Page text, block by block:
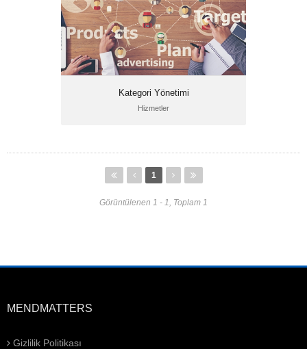
Kategori Yönetimi
Hizmetler
1
Görüntülenen 1 - 1, Toplam 1
MENDMATTERS
Gizlilik Politikası